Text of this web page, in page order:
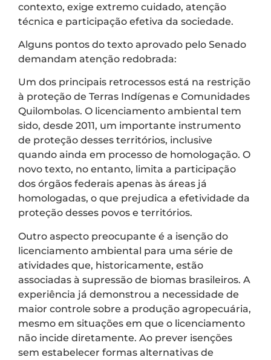
contexto, exige extremo cuidado, atenção
técnica e participação efetiva da sociedade.
Alguns pontos do texto aprovado pelo Senado
demandam atenção redobrada:
Um dos principais retrocessos está na restrição
à proteção de Terras Indígenas e Comunidades
Quilombolas. O licenciamento ambiental tem
sido, desde 2011, um importante instrumento
de proteção desses territórios, inclusive
quando ainda em processo de homologação. O
novo texto, no entanto, limita a participação
dos órgãos federais apenas às áreas já
homologadas, o que prejudica a efetividade da
proteção desses povos e territórios.
Outro aspecto preocupante é a isenção do
licenciamento ambiental para uma série de
atividades que, historicamente, estão
associadas à supressão de biomas brasileiros. A
experiência já demonstrou a necessidade de
maior controle sobre a produção agropecuária,
mesmo em situações em que o licenciamento
não incide diretamente. Ao prever isenções
sem estabelecer formas alternativas de